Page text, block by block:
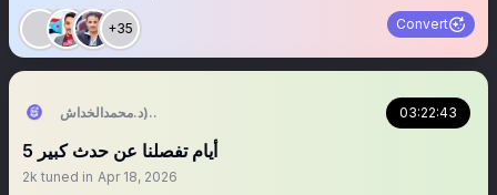
+35 Convert
03:22:43
5 أيام تفصلنا عن حدث كبير
2k tuned in Apr 18, 2026